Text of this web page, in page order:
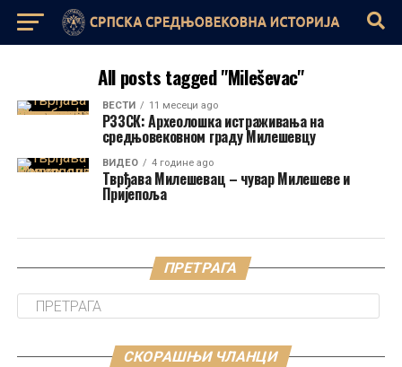
All posts tagged "Mileševac"
ВЕСТИ 11 месеци ago
РЗЗСК: Археолошка истраживања на
средњовековном граду Милешевцу
ВИДЕО 4 године ago
Тврђава Милешевац – чувар Милешеве и
Пријепоља
ПРЕТРАГА
СКОРАШЊИ ЧЛАНЦИ